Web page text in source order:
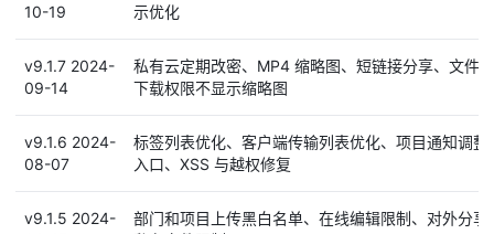
10-19
示优化
v9.1.7 2024-
09-14
私有云定期改密、MP4 缩略图、短链接分享、文件
下载权限不显示缩略图
v9.1.6 2024-
08-07
标签列表优化、客户端传输列表优化、项目通知调
入口、XSS 与越权修复
v9.1.5 2024-
部门和项目上传黑白名单、在线编辑限制、对外分